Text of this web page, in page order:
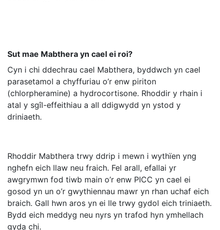
Sut mae Mabthera yn cael ei roi?
Cyn i chi ddechrau cael Mabthera, byddwch yn cael
parasetamol a chyffuriau o’r enw piriton
(chlorpheramine) a hydrocortisone. Rhoddir y rhain i
atal y sgîl-effeithiau a all ddigwydd yn ystod y
driniaeth.
Rhoddir Mabthera trwy ddrip i mewn i wythïen yng
nghefn eich llaw neu fraich. Fel arall, efallai yr
awgrymwn fod tiwb main o’r enw PICC yn cael ei
gosod yn un o’r gwythiennau mawr yn rhan uchaf eich
braich. Gall hwn aros yn ei lle trwy gydol eich triniaeth.
Bydd eich meddyg neu nyrs yn trafod hyn ymhellach
gyda chi.